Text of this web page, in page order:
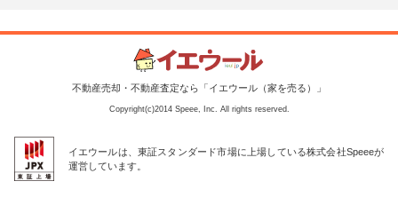
不動産売却・不動産査定なら「イエウール（家を売る）」
Copyright(c)2014 Speee, Inc. All rights reserved.
イエウールは、東証スタンダード市場に上場している株式会社Speeeが
運営しています。